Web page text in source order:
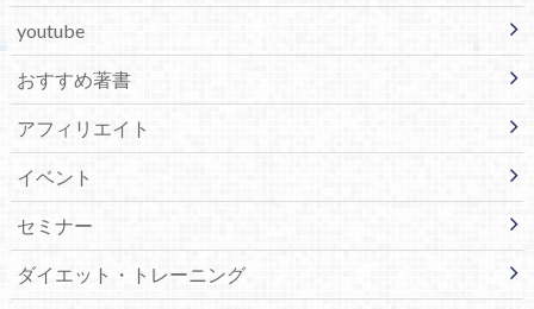
youtube
おすすめ著書
アフィリエイト
イベント
セミナー
ダイエット・トレーニング